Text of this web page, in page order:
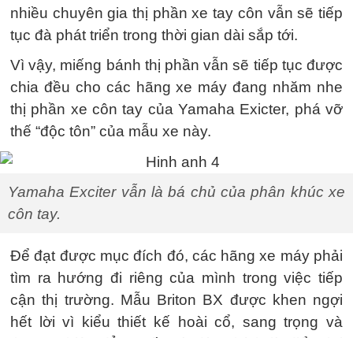
nhiều chuyên gia thị phần xe tay côn vẫn sẽ tiếp
tục đà phát triển trong thời gian dài sắp tới.
Vì vậy, miếng bánh thị phần vẫn sẽ tiếp tục được
chia đều cho các hãng xe máy đang nhăm nhe
thị phần xe côn tay của Yamaha Exicter, phá vỡ
thế “độc tôn” của mẫu xe này.
Yamaha Exciter vẫn là bá chủ của phân khúc xe
côn tay.
Để đạt được mục đích đó, các hãng xe máy phải
tìm ra hướng đi riêng của mình trong việc tiếp
cận thị trường. Mẫu Briton BX được khen ngợi
hết lời vì kiểu thiết kế hoài cổ, sang trọng và